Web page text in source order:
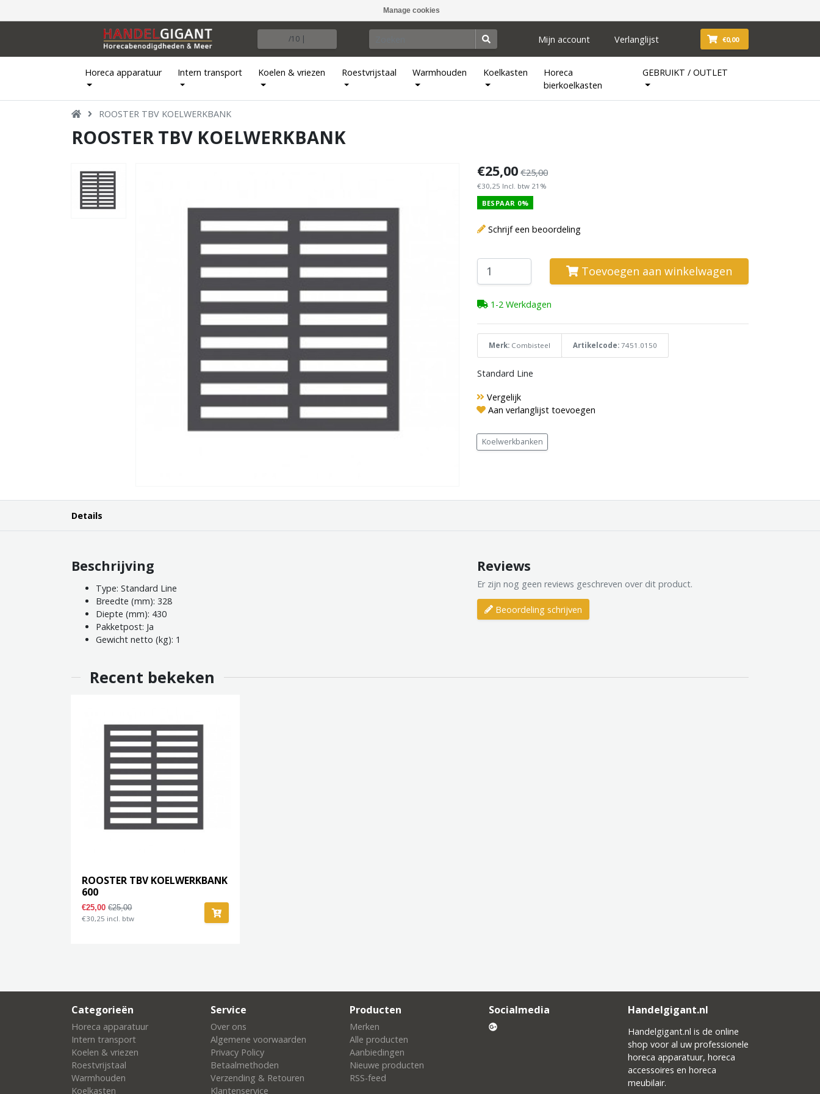
Manage cookies
/10 | Mijn account Verlanglijst €0,00
Horeca apparatuur Intern transport Koelen & vriezen Roestvrijstaal Warmhouden Koelkasten
Horeca
bierkoelkasten
GEBRUIKT / OUTLET
ROOSTER TBV KOELWERKBANK
ROOSTER TBV KOELWERKBANK
€25,00 €25,00
€30,25 Incl. btw 21%
BESPAAR 0%
Schrijf een beoordeling
Toevoegen aan winkelwagen
1-2 Werkdagen
Merk: Combisteel Artikelcode: 7451.0150
Standard Line
Vergelijk
Aan verlanglijst toevoegen
Koelwerkbanken
Details
Beschrijving
Type: Standard Line
Breedte (mm): 328
Diepte (mm): 430
Pakketpost: Ja
Gewicht netto (kg): 1
Reviews
Er zijn nog geen reviews geschreven over dit product.
Beoordeling schrijven
Recent bekeken
ROOSTER TBV KOELWERKBANK
600
€25,00€25,00
€30,25 incl. btw
Categorieën
Horeca apparatuur
Intern transport
Koelen & vriezen
Roestvrijstaal
Warmhouden
Koelkasten
Service
Over ons
Algemene voorwaarden
Privacy Policy
Betaalmethoden
Verzending & Retouren
Klantenservice
Producten
Merken
Alle producten
Aanbiedingen
Nieuwe producten
RSS-feed
Socialmedia Handelgigant.nl
Handelgigant.nl is de online
shop voor al uw professionele
horeca apparatuur, horeca
accessoires en horeca
meubilair.